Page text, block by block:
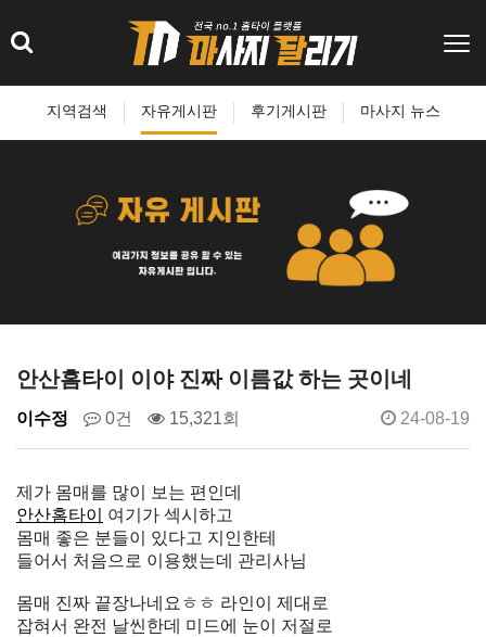
지역검색 자유게시판 후기게시판 마사지 뉴스
안산홈타이 이야 진짜 이름값 하는 곳이네
이수정 0건 15,321회 24-08-19
제가 몸매를 많이 보는 편인데
안산홈타이
여기가 섹시하고
몸매 좋은 분들이 있다고 지인한테
들어서 처음으로 이용했는데 관리사님
몸매 진짜 끝장나네요ㅎㅎ 라인이 제대로
잡혀서 완전 날씬한데 미드에 눈이 저절로